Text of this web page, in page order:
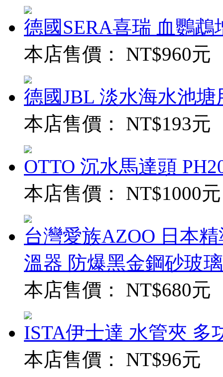
德國SERA喜瑞 血鸚
本店售價： NT$960元
德國JBL 淡水海水池
本店售價： NT$193元
OTTO 沉水馬達頭
本店售價： NT$1000元
台灣愛族AZOO 日本
溫器 防爆黑金鋼砂玻璃
本店售價： NT$680元
ISTA伊士達 水管夾 多
本店售價： NT$96元